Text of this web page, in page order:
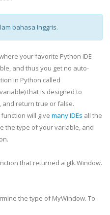
bahasa Inggris.
your favorite Python IDE
and thus you get no auto-
in Python called
that is designed to
and return true or false.
will give manyIDEs all the
the type of your variable, and
that returned a gtk.Window.
the type ofMyWindow. To